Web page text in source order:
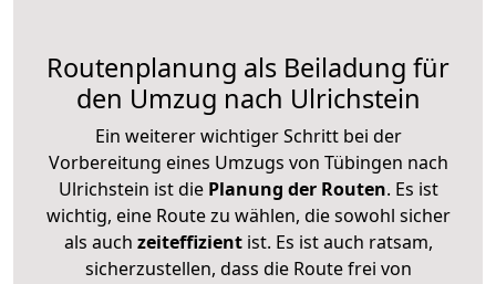
Routenplanung als Beiladung für
den Umzug nach Ulrichstein
Ein weiterer wichtiger Schritt bei der
Vorbereitung eines Umzugs von Tübingen nach
Ulrichstein ist diePlanung der Routen. Es ist
wichtig, eine Route zu wählen, die sowohl sicher
als auch zeiteffizientist. Es ist auch ratsam,
sicherzustellen, dass die Route frei von